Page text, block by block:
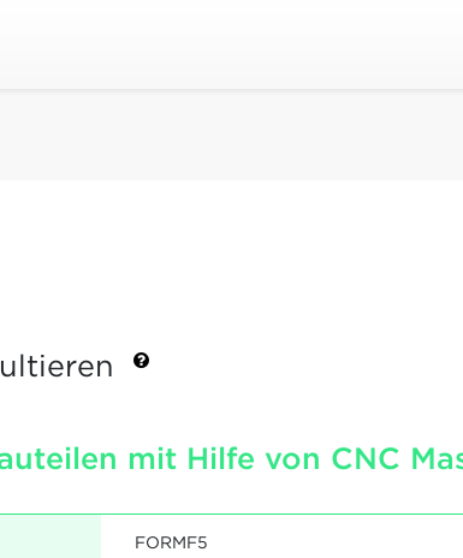
mit Hilfe von CNC
FORMF5